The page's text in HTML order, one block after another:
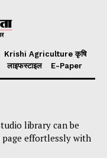
Krishi Agriculture कृषि
लाइफस्टाइल E-Paper
library can be
page effortlessly with